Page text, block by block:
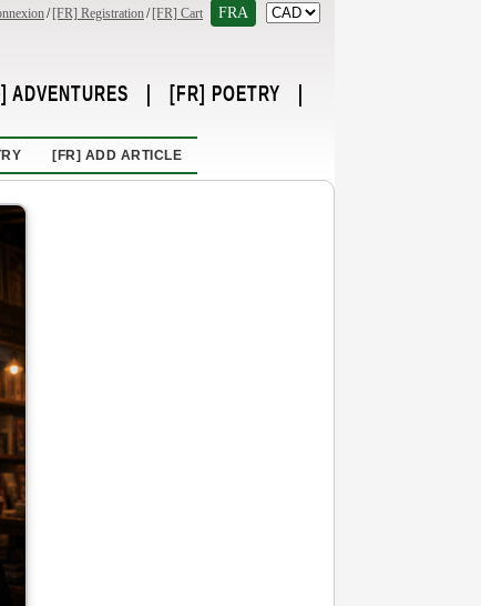
/ [FR] Registration/ [FR] Cart FRA
ADVENTURES | [FR] POETRY
|
[FR] ADD ARTICLE